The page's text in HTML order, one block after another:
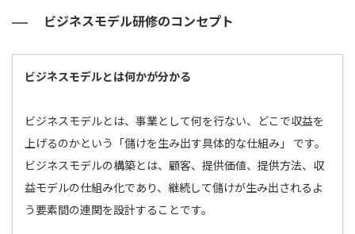
ビジネスモデル研修のコンセプト
ビジネスモデルとは何かが分かる
ビジネスモデルとは、事業として何を行ない、どこで収益を
上げるのかという「儲けを生み出す具体的な仕組み」 です。
ビジネスモデルの構築とは、顧客、提供価値、提供方法、収
益モデルの仕組み化であり、継続して儲けが生み出されるよ
う要素間の連関を設計することです。